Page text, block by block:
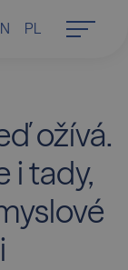
PL
ožívá.
i tady,